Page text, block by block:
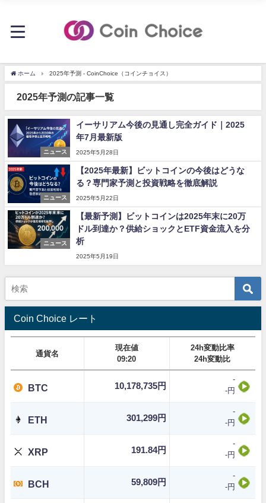
ホーム 2025年予測 - CoinChoice（コインチョイス）
2025年予測の記事一覧
ニュース
イーサリアム今後の見通し完全ガイド｜2025
年7月最新版
2025年5月28日
ニュース
【2025年最新】ビットコインの今後はどうな
る？専門家予測と投資戦略を徹底解説
2025年5月22日
ニュース
【最新予測】ビットコインは2025年末に20万
ドル到達か？供給ショックとETF資金流入を分
析
2025年5月19日
Coin Choice レート
通貨名
現在値
09:20
24h変動比率
24h変動比
BTC 10,178,735円
-
-円
ETH 301,299円
-
-円
XRP 191.84円
-
-円
BCH 59,809円
-
-円